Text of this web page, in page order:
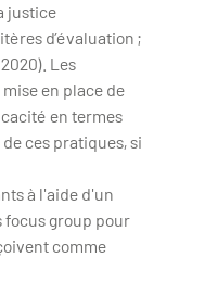
justice
d’évaluation ;
Les
en place de
en termes
ces pratiques, si
à l'aide d'un
focus group pour
comme